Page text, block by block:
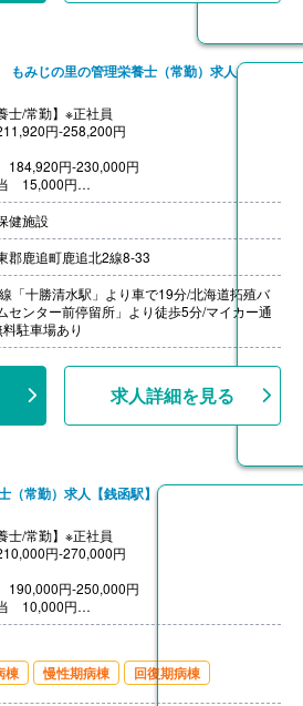
みじの里の管理栄養士（常勤）求人
士/常勤】※正社員
円-258,200円
184,920円-230,000円
15,000円
手当 12,000円-13,200円
当］
0円-30,000円
当 60,000円/年（単身）
2回（計4.30ヶ月分）※前年度実績
】あり（上限11,000円/月）※距離に応じて支
り（1月あたり0円-1,500円）※前年度実績
あり※勤続1年以上、共済加入
健施設
郡鹿追町鹿追北2線8-33
「十勝清水駅」より車で19分/北海道拓殖バ
センター前停留所」より徒歩5分/マイカー通
駐車場あり
求人詳細を見る
（常勤）求人【銭函駅】
士/常勤】※正社員
円-270,000円
190,000円-250,000円
10,000円
ップ手当 10,000円
2回（計4.30ヶ月分）※前年度実績
】あり（上限20,900円/月）※片道2km以上
し
棟 慢性期病棟 回復期病棟